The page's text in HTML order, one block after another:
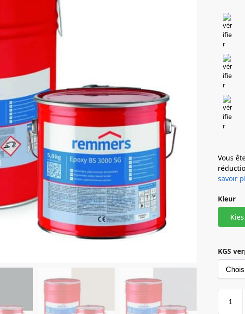
Vous
savoir
Kleur
KGS